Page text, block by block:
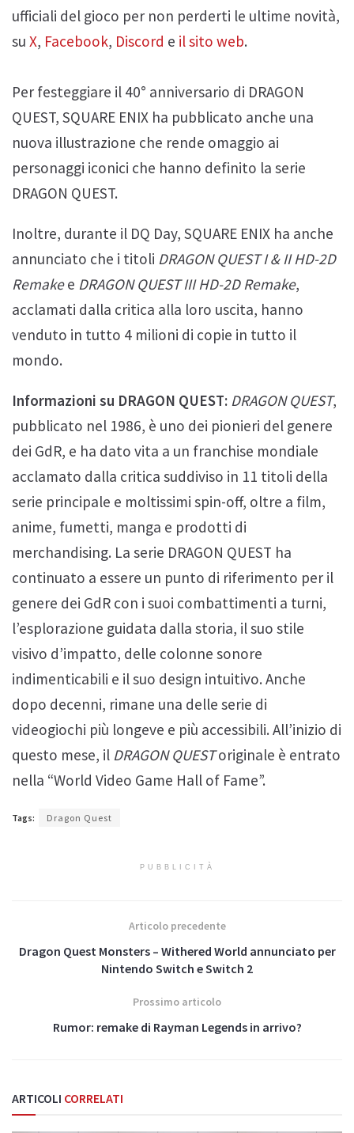
ufficiali del gioco per non perderti le ultime novità,
su X, Facebook, Discord e il sito web.
Per festeggiare il 40° anniversario di DRAGON
QUEST, SQUARE ENIX ha pubblicato anche una
nuova illustrazione che rende omaggio ai
personaggi iconici che hanno definito la serie
DRAGON QUEST.
Inoltre, durante il DQ Day, SQUARE ENIX ha anche
annunciato che i titoli DRAGON QUEST I & II HD-2D
Remakee DRAGON QUEST III HD-2D Remake,
acclamati dalla critica alla loro uscita, hanno
venduto in tutto 4 milioni di copie in tutto il
mondo.
Informazioni su DRAGON QUEST: DRAGON QUEST,
pubblicato nel 1986, è uno dei pionieri del genere
dei GdR, e ha dato vita a un franchise mondiale
acclamato dalla critica suddiviso in 11 titoli della
serie principale e moltissimi spin-off, oltre a film,
anime, fumetti, manga e prodotti di
merchandising. La serie DRAGON QUEST ha
continuato a essere un punto di riferimento per il
genere dei GdR con i suoi combattimenti a turni,
l’esplorazione guidata dalla storia, il suo stile
visivo d’impatto, delle colonne sonore
indimenticabili e il suo design intuitivo. Anche
dopo decenni, rimane una delle serie di
videogiochi più longeve e più accessibili. All’inizio di
questo mese, il DRAGON QUESToriginale è entrato
nella “World Video Game Hall of Fame”.
Tags: Dragon Quest
PUBBLICITÀ
Articolo precedente
Dragon Quest Monsters – Withered World annunciato per
Nintendo Switch e Switch 2
Prossimo articolo
Rumor: remake di Rayman Legends in arrivo?
ARTICOLI CORRELATI